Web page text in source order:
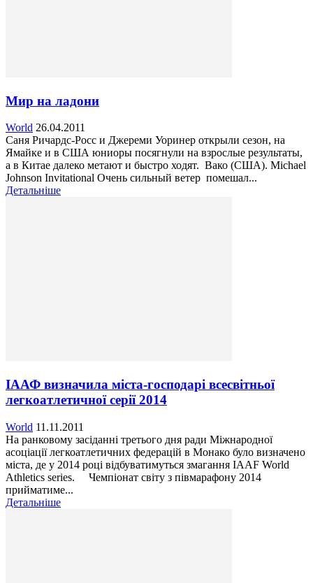
Мир на ладони
World 26.04.2011
Саня Ричардс-Росс и Джереми Уоринер открыли сезон, на
Ямайке и в США юниоры посягнули на взрослые результаты,
а в Китае далеко метают и быстро ходят. Вако (США). Michael
Johnson Invitational Очень сильный ветер помешал...
Детальніше
ІААФ визначила міста-господарі всесвітньої
легкоатлетичної серії 2014
World 11.11.2011
На ранковому засіданні третього дня ради Міжнародної
асоціації легкоатлетичних федерацій в Монако було визначено
міста, де у 2014 році відбуватимуться змагання IAAF World
Athletics series. Чемпіонат світу з півмарафону 2014
прийматиме...
Детальніше